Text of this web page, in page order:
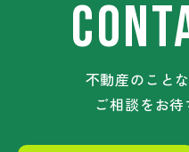
不動産のこと
ご相談をお待